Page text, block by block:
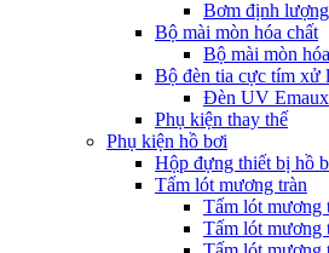
Bơm định
Bộ mài mòn hóa chất
Bộ mài mòn
Bộ đèn tia cực tím xử
Đèn UV Emaux
Phụ kiện thay thế
Phụ kiện hồ bơi
Hộp đựng thiết bị hồ
Tấm lót mương tràn
Tấm lót mương
Tấm lót mương